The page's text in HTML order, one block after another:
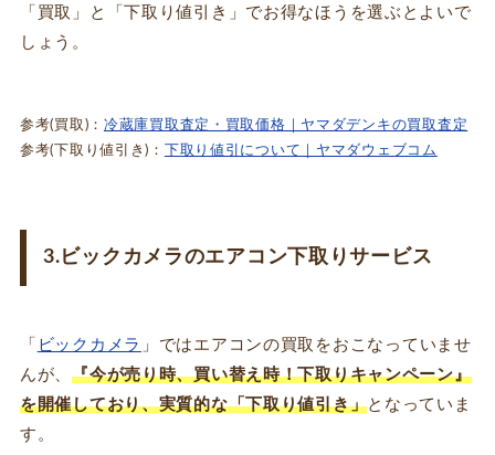
「買取」と「下取り値引き」でお得なほうを選ぶとよいで
しょう。
参考(買取)： 冷蔵庫買取査定・買取価格｜ヤマダデンキの買取査定
参考(下取り値引き)： 下取り値引について｜ヤマダウェブコム
3.ビックカメラのエアコン下取りサービス
「 ビックカメラ 」ではエアコンの買取をおこなっていませ
んが、『今が売り時、買い替え時！下取りキャンペーン』
を開催しており、実質的な「下取り値引き」となっていま
す。